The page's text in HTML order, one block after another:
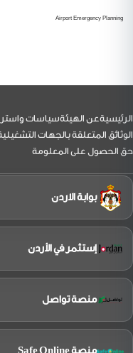
Airport Emergency Planning
التذييل
الرئيسيةعن الهيئةسياسات
الوثائق المتعلقة بالجهات
حق الحصول على المعلومة
بوابة الاردن
إستثمر في الأردن
منصة تواصل
منصة Safe Online